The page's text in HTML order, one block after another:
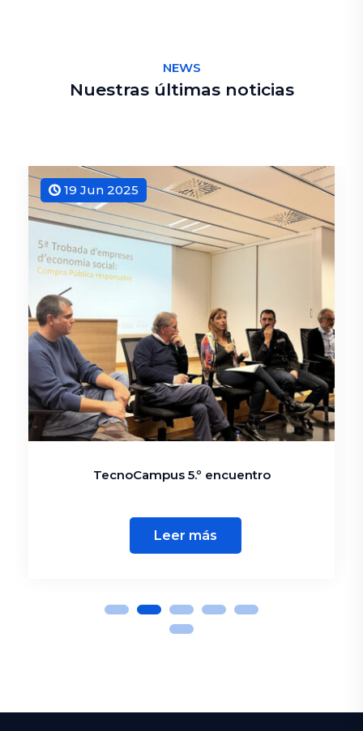
NEWS
Nuestras últimas noticias
19 Jun 2025
TecnoCampus 5.º encuentro
Leer más